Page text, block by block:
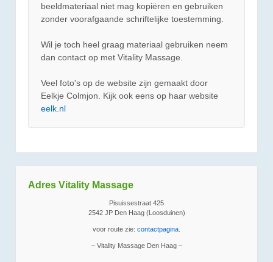
beeldmateriaal niet mag kopiëren en gebruiken
zonder voorafgaande schriftelijke toestemming.
Wil je toch heel graag materiaal gebruiken neem
dan contact op met Vitality Massage.
Veel foto's op de website zijn gemaakt door
Eelkje Colmjon. Kijk ook eens op haar website
eelk.nl
Adres Vitality Massage
Pisuissestraat 425
2542 JP Den Haag (Loosduinen)
voor route zie: contactpagina
– Vitality Massage Den Haag –